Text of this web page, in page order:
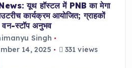
यूथ हॉस्टल में PNB का मेगा
कार्यक्रम आयोजित; ग्राहकों
वन-स्टॉप अनुभव
Singh
14, 2025
331 views